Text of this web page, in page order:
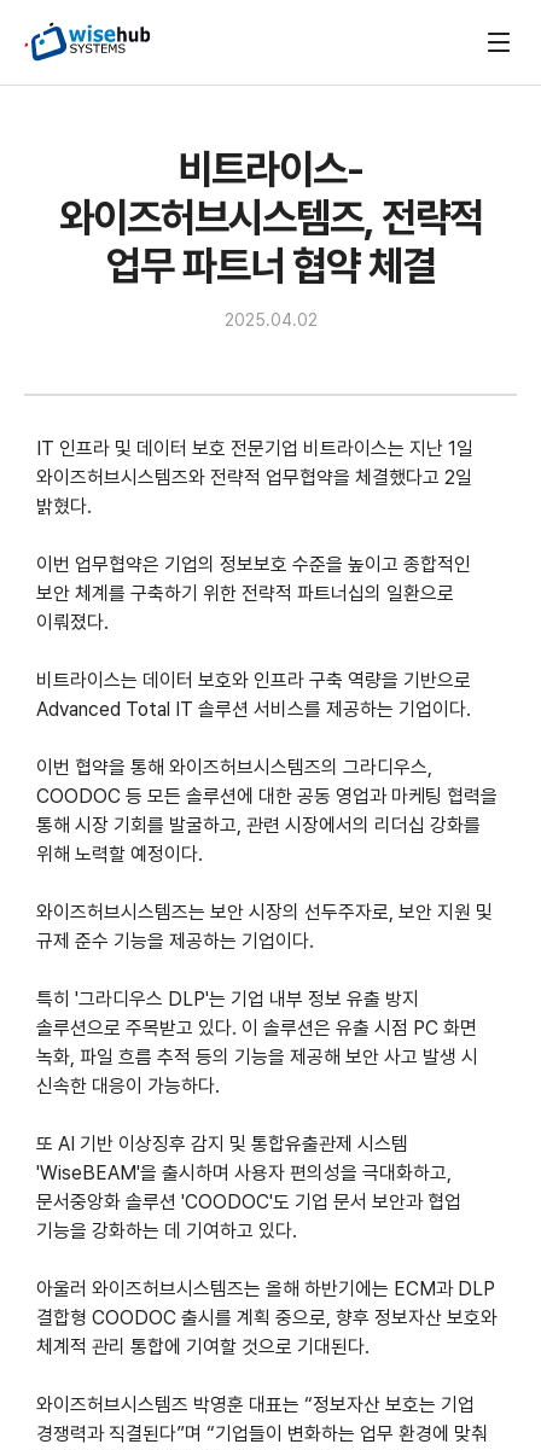
비트라이스-
와이즈허브시스템즈, 전략적
업무 파트너 협약 체결
2025.04.02
IT 인프라 및 데이터 보호 전문기업 비트라이스는 지난 1일
와이즈허브시스템즈와 전략적 업무협약을 체결했다고 2일
밝혔다.
이번 업무협약은 기업의 정보보호 수준을 높이고 종합적인
보안 체계를 구축하기 위한 전략적 파트너십의 일환으로
이뤄졌다.
비트라이스는 데이터 보호와 인프라 구축 역량을 기반으로
Advanced Total IT 솔루션 서비스를 제공하는 기업이다.
이번 협약을 통해 와이즈허브시스템즈의 그라디우스,
COODOC 등 모든 솔루션에 대한 공동 영업과 마케팅 협력을
통해 시장 기회를 발굴하고, 관련 시장에서의 리더십 강화를
위해 노력할 예정이다.
와이즈허브시스템즈는 보안 시장의 선두주자로, 보안 지원 및
규제 준수 기능을 제공하는 기업이다.
특히 '그라디우스 DLP'는 기업 내부 정보 유출 방지
솔루션으로 주목받고 있다. 이 솔루션은 유출 시점 PC 화면
녹화, 파일 흐름 추적 등의 기능을 제공해 보안 사고 발생 시
신속한 대응이 가능하다.
또 AI 기반 이상징후 감지 및 통합유출관제 시스템
'WiseBEAM'을 출시하며 사용자 편의성을 극대화하고,
문서중앙화 솔루션 'COODOC'도 기업 문서 보안과 협업
기능을 강화하는 데 기여하고 있다.
아울러 와이즈허브시스템즈는 올해 하반기에는 ECM과 DLP
결합형 COODOC 출시를 계획 중으로, 향후 정보자산 보호와
체계적 관리 통합에 기여할 것으로 기대된다.
와이즈허브시스템즈 박영훈 대표는 “정보자산 보호는 기업
경쟁력과 직결된다”며 “기업들이 변화하는 업무 환경에 맞춰